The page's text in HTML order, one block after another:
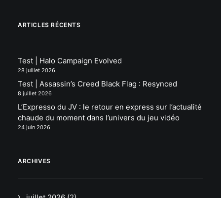
ARTICLES RÉCENTS
Test | Halo Campaign Evolved
28 juillet 2026
Test | Assassin’s Creed Black Flag : Resynced
8 juillet 2026
L’Expresso du JV : le retour en express sur l’actualité
chaude du moment dans l’univers du jeu vidéo
24 juin 2026
ARCHIVES